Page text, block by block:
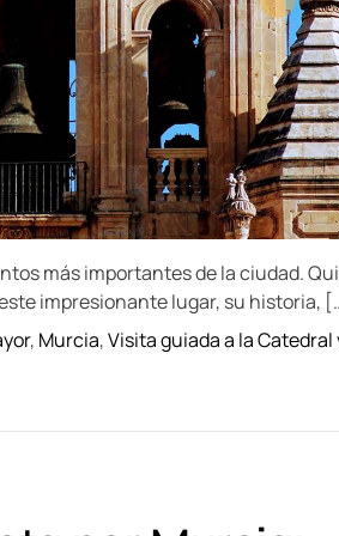
a
d
t
i
m
e
más importantes de la ciudad.
impresionante lugar, su historia,
, Murcia,Visita guiada a la Catedral